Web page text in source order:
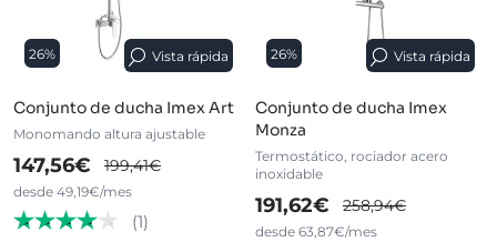
26% Vista rápida
Conjunto de ducha Imex Art
Monomando altura ajustable
147,56€ 199,41€
desde 49,19€/mes
(1)
26% Vista rápida
Conjunto de ducha Imex
Monza
Termostático, rociador acero
inoxidable
191,62€ 258,94€
desde 63,87€/mes